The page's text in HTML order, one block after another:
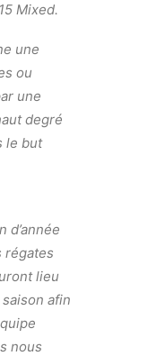
Mixed.
une
ou
une
degré
le but
d’année
régates
lieu
afin
nous